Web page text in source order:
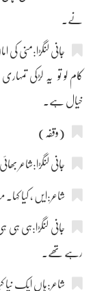
نے۔
جانی لنگڑا:منی
کام لو تو یہ لڑکی
خیال ہے۔
(وقفہ)
جانی لنگڑا:شاعر
شاعر:ایں ، کیا
جانی لنگڑا:ہی ہی
رہے تھے۔
شاعر:ہاں ایک نیا